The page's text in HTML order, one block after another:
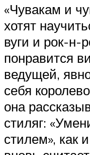
«Чувакам и
хотят
вуги и рок-н-
понравится
ведущей,
себя
она
стиляг:
стилем», как